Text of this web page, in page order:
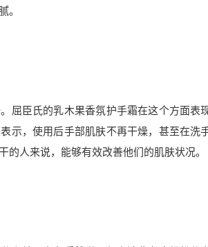
。
屈臣氏的乳木果香氛护手霜在这个方面表
示，使用后手部肌肤不再干燥，甚至在洗
的人来说，能够有效改善他们的肌肤状况。